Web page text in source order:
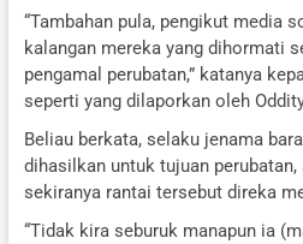
“Tambahan pula, pengikut media
kalangan mereka yang dihormati
pengamal perubatan,” katanya
seperti yang dilaporkan oleh
Beliau berkata, selaku jenama
dihasilkan untuk tujuan perubatan,
sekiranya rantai tersebut direka
“Tidak kira seburuk manapun ia